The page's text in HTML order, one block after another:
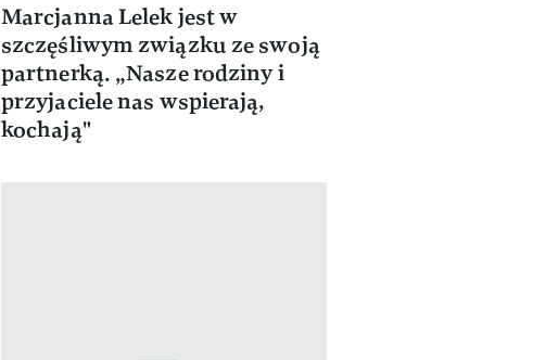
Marcjanna Lelek jest w
szczęśliwym związku ze swoją
partnerką. „Nasze rodziny i
przyjaciele nas wspierają,
kochają"